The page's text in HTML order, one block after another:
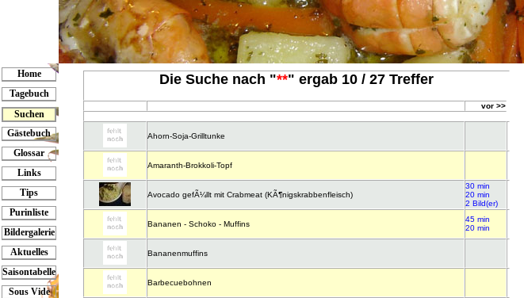
Home
Tagebuch
Suchen
Gästebuch
Glossar
Links
Tips
Purinliste
Bildergalerie
Aktuelles
Saisontabelle
Sous Vide
Die Suche nach "**" ergab 10 / 27 Treffer
vor >>
Ahorn-Soja-Grilltunke
Amaranth-Brokkoli-Topf
Avocado gefÃ¼llt mit Crabmeat (KÃ¶nigskrabbenfleisch)
30 min
20 min
2 Bild(er)
Bananen - Schoko - Muffins
45 min
20 min
Bananenmuffins
Barbecuebohnen